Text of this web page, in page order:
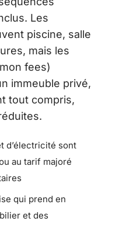
Les
piscine, salle
mais les
fees)
immeuble privé,
tout compris,
d’électricité sont
au tarif majoré
qui prend en
et des